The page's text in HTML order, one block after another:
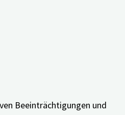
Beeinträchtigungen und